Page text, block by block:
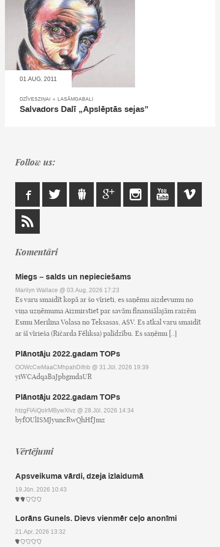
01.AUG, 2011
DZĪVESZIŅAI » LASĀMGABALI
Salvadors Dalī „Apslēptās sejas”
Follow us:
Komentāri
Miegs – salds un nepieciešams
Marilyn Wallace @ 03.Aug, 2026 17:23
Es varu smaidīt kopā ar šo vīrieti, es saņēmu aizdevumu no
viņa uzņēmuma Aizmirstiet par savām finansiālajām raizēm
Esmu Merilina Volasa no Teksasas, ASV. Es atkal varu smaidīt
ar šī vīrieša (Ričarda Fēliksa) palīdzību. Es saņēmu [..]
Plānotāju 2022.gadam TOPs
OOWcCwMaaCMhpahDifnb @ 31.Jūl, 2026 19:39
yiWCAdqaBaJpbgmdaUR
Plānotāju 2022.gadam TOPs
htzgFIAiQoIrMBywXlvz @ 28.Jūl, 2026 14:34
byfOUlISMJyuncRwQhHfJmz
Vērtējumi
Apsveikuma vārdi, dzeja izlaidumā
19.Jūn, 2026 10:43
Lorāns Gunels. Dievs vienmēr ceļo anonīmi
21.Apr, 2026 13:32